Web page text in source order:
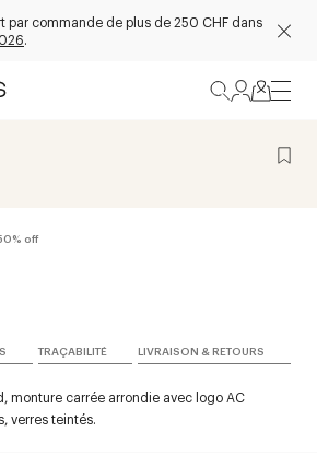
par commande de plus de 250 CHF dans
.
off
TRAÇABILITÉ LIVRAISON & RETOURS
monture carrée arrondie avec logo AC
verres teintés.